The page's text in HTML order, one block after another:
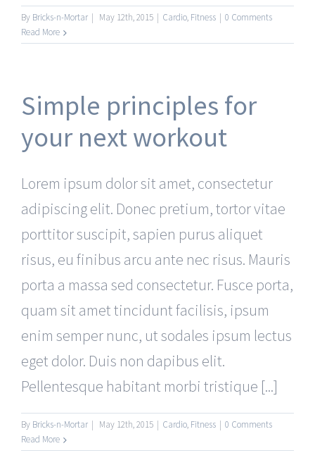
By Bricks-n-Mortar | May 12th, 2015 | Cardio, Fitness | 0 Comments
Read More
Simple principles for
your next workout
Lorem ipsum dolor sit amet, consectetur
adipiscing elit. Donec pretium, tortor vitae
porttitor suscipit, sapien purus aliquet
risus, eu finibus arcu ante nec risus. Mauris
porta a massa sed consectetur. Fusce porta,
quam sit amet tincidunt facilisis, ipsum
enim semper nunc, ut sodales ipsum lectus
eget dolor. Duis non dapibus elit.
Pellentesque habitant morbi tristique [...]
By Bricks-n-Mortar | May 12th, 2015 | Cardio, Fitness | 0 Comments
Read More